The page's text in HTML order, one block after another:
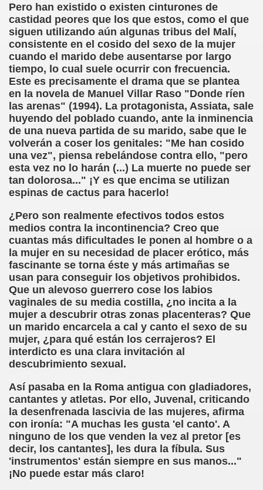
Pero han existido o existen cinturones de
castidad peores que los que estos, como el que
siguen utilizando aún algunas tribus del Malí,
consistente en el cosido del sexo de la mujer
cuando el marido debe ausentarse por largo
tiempo, lo cual suele ocurrir con frecuencia.
Este es precisamente el drama que se plantea
en la novela de Manuel Villar Raso "Donde ríen
las arenas" (1994). La protagonista, Assiata, sale
huyendo del poblado cuando, ante la inminencia
de una nueva partida de su marido, sabe que le
volverán a coser los genitales: "Me han cosido
una vez", piensa rebelándose contra ello, "pero
esta vez no lo harán (...) La muerte no puede ser
tan dolorosa..." ¡Y es que encima se utilizan
espinas de cactus para hacerlo!
¿Pero son realmente efectivos todos estos
medios contra la incontinencia? Creo que
cuantas más dificultades le ponen al hombre o a
la mujer en su necesidad de placer erótico, más
fascinante se torna éste y más artimañas se
usan para conseguir los objetivos prohibidos.
Que un alevoso guerrero cose los labios
vaginales de su media costilla, ¿no incita a la
mujer a descubrir otras zonas placenteras? Que
un marido encarcela a cal y canto el sexo de su
mujer, ¿para qué están los cerrajeros? El
interdicto es una clara invitación al
descubrimiento sexual.
Así pasaba en la Roma antigua con gladiadores,
cantantes y atletas. Por ello, Juvenal, criticando
la desenfrenada lascivia de las mujeres, afirma
con ironía: "A muchas les gusta 'el canto'. A
ninguno de los que venden la vez al pretor [es
decir, los cantantes], les dura la fíbula. Sus
'instrumentos' están siempre en sus manos..."
¡No puede estar más claro!
Mendoza)
Valdes)
(Agustín Romero Barroso)
de Quevedo)
(Fermín José Tamayo Pozueta)
Mestre)
(Pablo Parellada, Melitón González)
que Trabaja y Produce en España
de la Banda)
lo Que Puede un Chumino
Pazos)
Alonso)